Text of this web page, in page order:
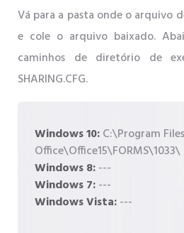
Vá para a pasta onde o arquivo
e cole o arquivo baixado.
caminhos de diretório de
SHARING.CFG.
Windows 10:C:\Program
Office\Office15\FORMS\1033\
Windows 8:---
Windows 7:---
Windows Vista:---